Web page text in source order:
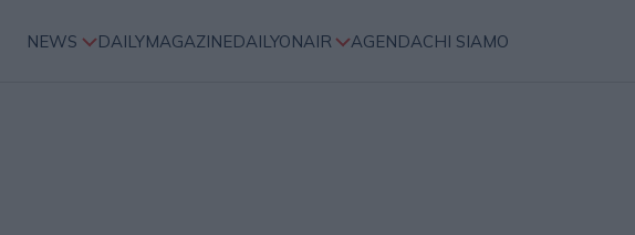
NEWS DAILYMAGAZINEDAILYONAIR AGENDACHI SIAMO